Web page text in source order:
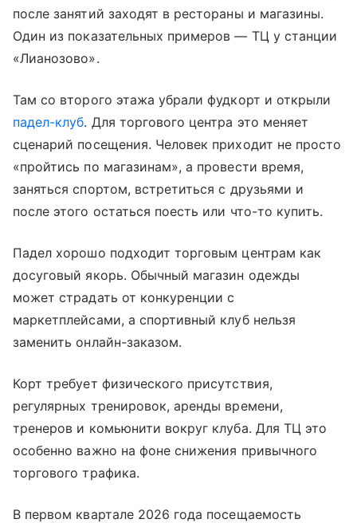
после занятий заходят в рестораны и магазины.
Один из показательных примеров — ТЦ у станции
«Лианозово».
Там со второго этажа убрали фудкорт и открыли
падел-клуб. Для торгового центра это меняет
сценарий посещения. Человек приходит не просто
«пройтись по магазинам», а провести время,
заняться спортом, встретиться с друзьями и
после этого остаться поесть или что-то купить.
Падел хорошо подходит торговым центрам как
досуговый якорь. Обычный магазин одежды
может страдать от конкуренции с
маркетплейсами, а спортивный клуб нельзя
заменить онлайн-заказом.
Корт требует физического присутствия,
регулярных тренировок, аренды времени,
тренеров и комьюнити вокруг клуба. Для ТЦ это
особенно важно на фоне снижения привычного
торгового трафика.
В первом квартале 2026 года посещаемость